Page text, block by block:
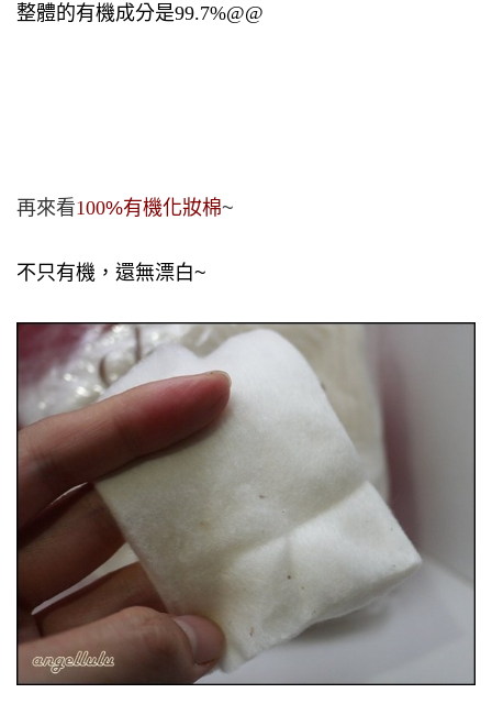
整體的有機成分是99.7%@@
再來看100%有機化妝棉~
不只有機，還無漂白~